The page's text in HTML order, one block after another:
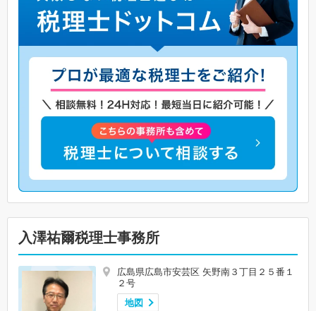
入澤祐爾税理士事務所
広島県広島市安芸区 矢野南３丁目２５番１
２号
地図